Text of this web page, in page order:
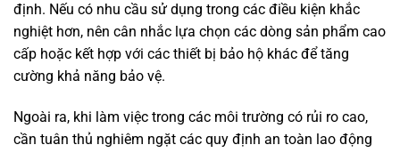
định. Nếu có nhu cầu sử dụng trong các điều kiện khắc
nghiệt hơn, nên cân nhắc lựa chọn các dòng sản phẩm cao
cấp hoặc kết hợp với các thiết bị bảo hộ khác để tăng
cường khả năng bảo vệ.
Ngoài ra, khi làm việc trong các môi trường có rủi ro cao,
cần tuân thủ nghiêm ngặt các quy định an toàn lao động